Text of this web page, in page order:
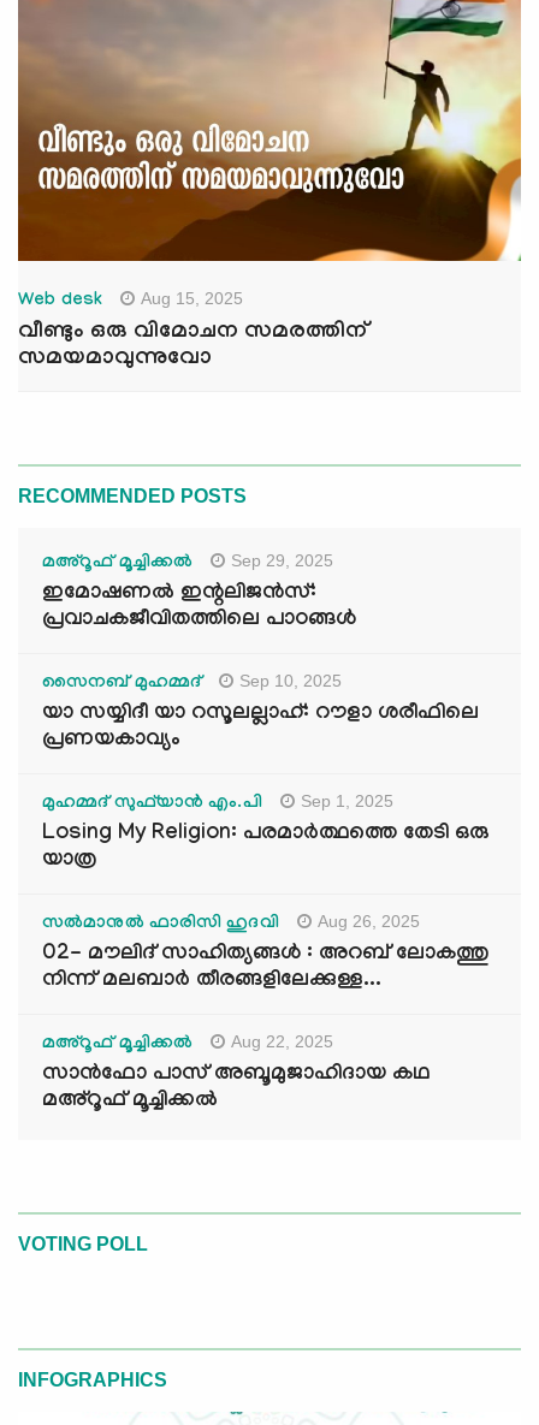
Web desk Aug 15, 2025
വീണ്ടും ഒരു വിമോചന സമരത്തിന്
സമയമാവുന്നുവോ
RECOMMENDED POSTS
മഅ്റൂഫ് മൂച്ചിക്കല്‍ Sep 29, 2025
ഇമോഷണൽ ഇന്റലിജൻസ്:
പ്രവാചകജീവിതത്തിലെ പാഠങ്ങൾ
സൈനബ് മുഹമ്മദ് Sep 10, 2025
യാ സയ്യിദീ യാ റസൂലല്ലാഹ്: റൗളാ ശരീഫിലെ
പ്രണയകാവ്യം
മുഹമ്മദ് സുഫ്‌യാൻ എം.പി Sep 1, 2025
Losing My Religion: പരമാർത്ഥത്തെ തേടി ഒരു
യാത്ര
സൽമാനുൽ ഫാരിസി ഹുദവി Aug 26, 2025
02- മൗലിദ് സാഹിത്യങ്ങൾ : അറബ് ലോകത്തു
നിന്ന് മലബാർ തീരങ്ങളിലേക്കുള്ള...
മഅ്റൂഫ് മൂച്ചിക്കല്‍ Aug 22, 2025
സാൻഫോ പാസ് അബൂമുജാഹിദായ കഥ
മഅ്റൂഫ് മൂച്ചിക്കല്‍
VOTING POLL
INFOGRAPHICS